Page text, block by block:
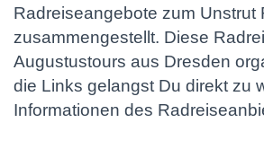
Radreiseangebote zum Unstrut
zusammengestellt. Diese
Augustustours aus Dresden
die Links gelangst Du direkt zu
Informationen des